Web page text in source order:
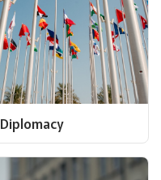
Diplomacy